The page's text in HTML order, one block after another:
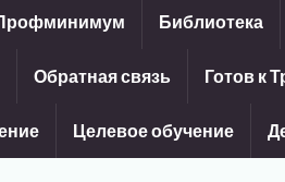
Библиотека
Обратная связь Готов к
Целевое обучение